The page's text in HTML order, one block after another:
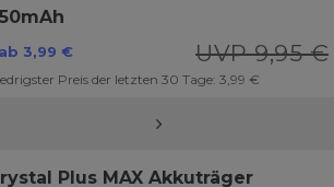
UVP 9,95 €
ab 3,99 €
Preis der letzten 30 Tage: 3,99 €
Plus MAX Akkuträger